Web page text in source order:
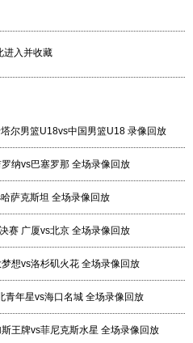
进入并收藏
尔男篮U18vs中国男篮U18 录像回放
纳vs巴塞罗那 全场录像回放
萨克斯坦 全场录像回放
赛 广厦vs北京 全场录像回放
想vs洛杉矶火花 全场录像回放
年星vs海口名城 全场录像回放
王牌vs菲尼克斯水星 全场录像回放